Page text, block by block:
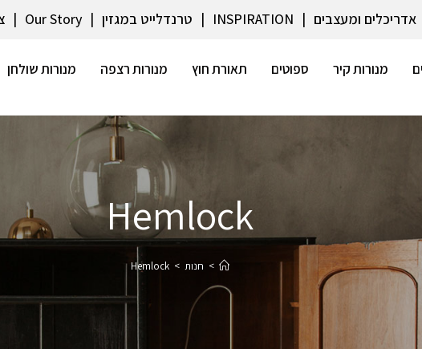
אדריכלים ומעצבים INSPIRATION טרנדלייט במגזין Our Story
מנורות קיר ספוטים תאורת חוץ מנורות רצפה מנורות שולחן
Hemlock
> חנות >
Hemlock